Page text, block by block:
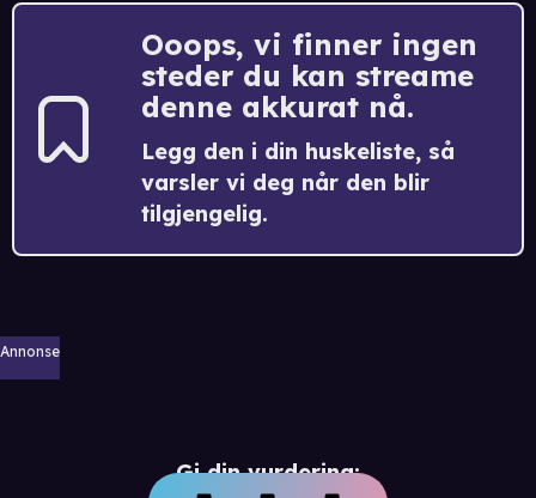
Ooops, vi finner ingen
steder du kan streame
denne akkurat nå.
Legg den i din huskeliste, så
varsler vi deg når den blir
tilgjengelig.
Annonse
Gi din vurdering: